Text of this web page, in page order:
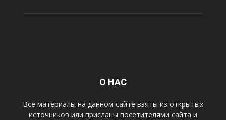
О НАС
Все материалы на данном сайте взяты из открытых
источников или присланы посетителями сайта и